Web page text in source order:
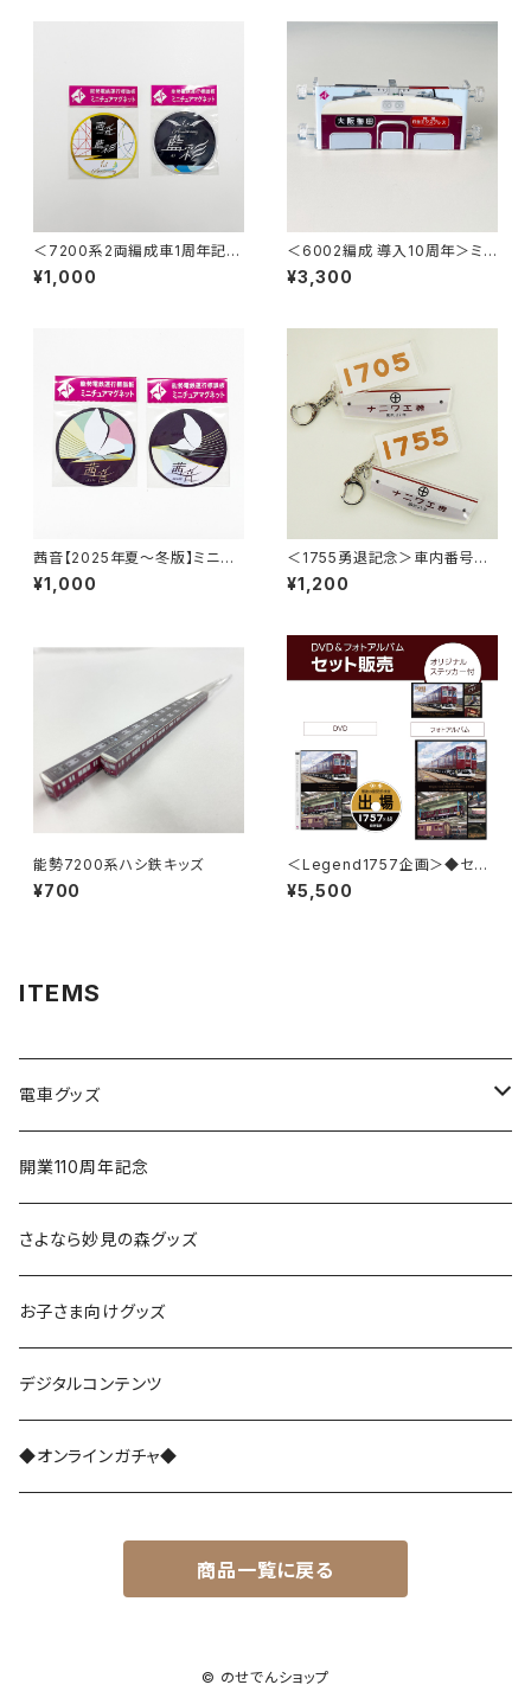
＜7200系2両編成車1周年記念
＞藍彩ミニチュアマグネット2枚
セット
¥1,000
＜6002編成 導入10周年＞ミニ
ミニ方向幕（2連式）
¥3,300
茜音【2025年夏～冬版】ミニチ
ュアマグネット2枚セット
¥1,000
＜1755勇退記念＞車内番号板
+車内製造板2連キーホルダー
¥1,200
能勢7200系ハシ鉄キッズ
¥700
＜Legend1757企画＞◆セット
販売： DVD・フォトアルバム 特
典付き◆Inspection Record
¥5,500
ITEMS
電車グッズ
鉄道模型（Nゲージ）
さよなら復刻塗装車両
能勢1700系
レジェンド1757
さよなら1755
能勢3100系
能勢5100系
能勢7200系（ラッピング列車）
開業110周年記念
さよなら妙見の森グッズ
お子さま向けグッズ
デジタルコンテンツ
◆オンラインガチャ◆
商品一覧に戻る
© のせでんショップ